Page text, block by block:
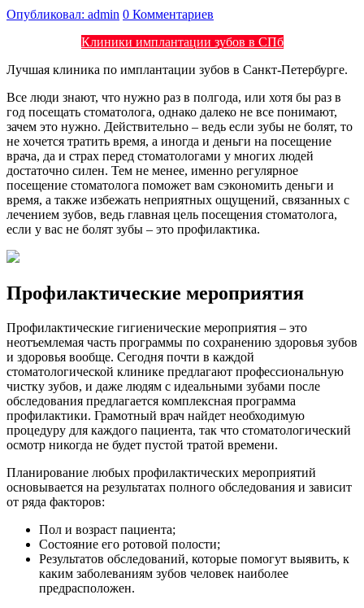
Опубликовал: admin 0 Комментариев
Клиники имплантации зубов в СПб
Лучшая клиника по имплантации зубов в Санкт-Петербурге.
Все люди знают, что нужно раз в полгода, или хотя бы раз в
год посещать стоматолога, однако далеко не все понимают,
зачем это нужно. Действительно – ведь если зубы не болят, то
не хочется тратить время, а иногда и деньги на посещение
врача, да и страх перед стоматологами у многих людей
достаточно силен. Тем не менее, именно регулярное
посещение стоматолога поможет вам сэкономить деньги и
время, а также избежать неприятных ощущений, связанных с
лечением зубов, ведь главная цель посещения стоматолога,
если у вас не болят зубы – это профилактика.
Профилактические мероприятия
Профилактические гигиенические мероприятия – это
неотъемлемая часть программы по сохранению здоровья зубов
и здоровья вообще. Сегодня почти в каждой
стоматологической клинике предлагают профессиональную
чистку зубов, и даже людям с идеальными зубами после
обследования предлагается комплексная программа
профилактики. Грамотный врач найдет необходимую
процедуру для каждого пациента, так что стоматологический
осмотр никогда не будет пустой тратой времени.
Планирование любых профилактических мероприятий
основывается на результатах полного обследования и зависит
от ряда факторов:
Пол и возраст пациента;
Состояние его ротовой полости;
Результатов обследований, которые помогут выявить, к
каким заболеваниям зубов человек наиболее
предрасположен.